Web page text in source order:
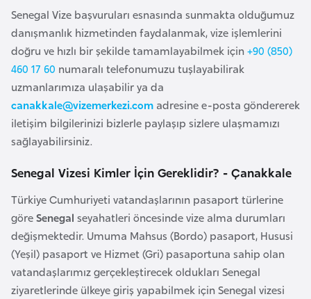
Senegal Vize başvuruları esnasında sunmakta olduğumuz
danışmanlık hizmetinden faydalanmak, vize işlemlerini
doğru ve hızlı bir şekilde tamamlayabilmek için+90 (850)
460 17 60 numaralı telefonumuzu tuşlayabilirak
uzmanlarımıza ulaşabilir ya da
canakkale@vizemerkezi.com adresine e-posta göndererek
iletişim bilgilerinizi bizlerle paylaşıp sizlere ulaşmamızı
sağlayabilirsiniz.
Senegal Vizesi Kimler İçin Gereklidir? - Çanakkale
Türkiye Cumhuriyeti vatandaşlarının pasaport türlerine
göreSenegal seyahatleri öncesinde vize alma durumları
değişmektedir. Umuma Mahsus (Bordo) pasaport, Hususi
(Yeşil) pasaport ve Hizmet (Gri) pasaportuna sahip olan
vatandaşlarımız gerçekleştirecek oldukları Senegal
ziyaretlerinde ülkeye giriş yapabilmek için Senegal vizesi
h
r
e
y
n
B
a
n
l
a
d
e
ş